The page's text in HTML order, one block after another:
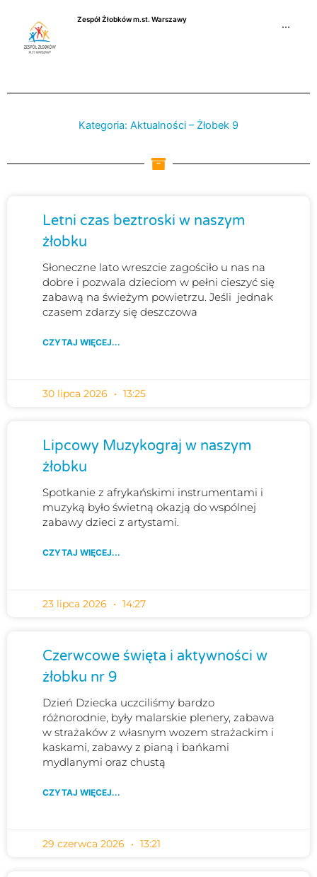
Zespół Żłobków m.st. Warszawy
···
Kategoria: Aktualności – Żłobek 9
Letni czas beztroski w naszym
żłobku
Słoneczne lato wreszcie zagościło u nas na
dobre i pozwala dzieciom w pełni cieszyć się
zabawą na świeżym powietrzu. Jeśli jednak
czasem zdarzy się deszczowa
CZYTAJ WIĘCEJ...
30 lipca 2026 13:25
Lipcowy Muzykograj w naszym
żłobku
Spotkanie z afrykańskimi instrumentami i
muzyką było świetną okazją do wspólnej
zabawy dzieci z artystami.
CZYTAJ WIĘCEJ...
23 lipca 2026 14:27
Czerwcowe święta i aktywności w
żłobku nr 9
Dzień Dziecka uczciliśmy bardzo
różnorodnie, były malarskie plenery, zabawa
w strażaków z własnym wozem strażackim i
kaskami, zabawy z pianą i bańkami
mydlanymi oraz chustą
CZYTAJ WIĘCEJ...
29 czerwca 2026 13:21